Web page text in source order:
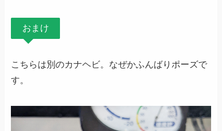
おまけ
こちらは別のカナヘビ。なぜかふんばりポーズで
す。